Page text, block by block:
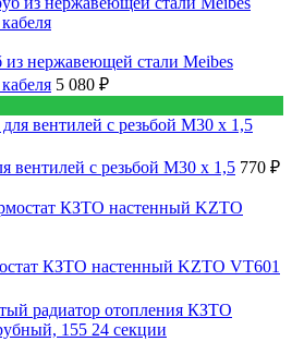
из нержавеющей стали Meibes
5 080 ₽
вентилей с резьбой М30 х 1,5 770 ₽
КЗТО настенный KZTO VT601